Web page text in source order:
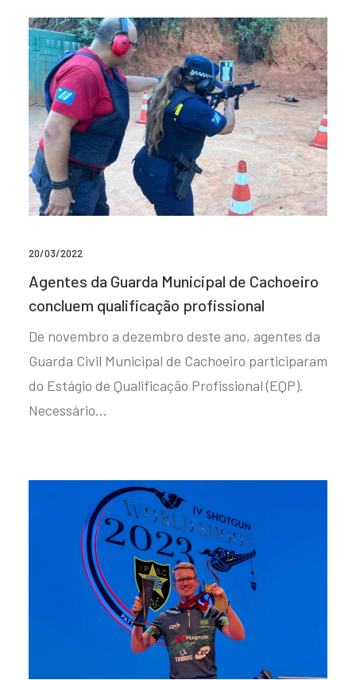
20/03/2022
Agentes da Guarda Municipal de Cachoeiro
concluem qualificação profissional
De novembro a dezembro deste ano, agentes da
Guarda Civil Municipal de Cachoeiro participaram
do Estágio de Qualificação Profissional (EQP).
Necessário…